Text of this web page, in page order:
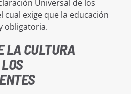
Universal de los
cual exige que la educación
obligatoria.
LA CULTURA